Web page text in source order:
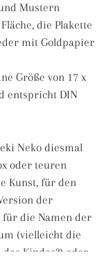
Mustern
die Plakette
mit Goldpapier
Größe von 17 x
entspricht DIN
Neko diesmal
oder teuren
Kunst, für den
der
für die Namen der
(vielleicht die
Kindes?) oder